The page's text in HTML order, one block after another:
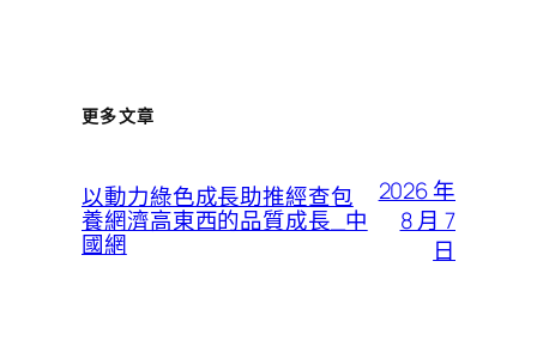
更多文章
以動力綠色成長助推經查包
養網濟高東西的品質成長_中
國網
2026 年
8 月 7
日